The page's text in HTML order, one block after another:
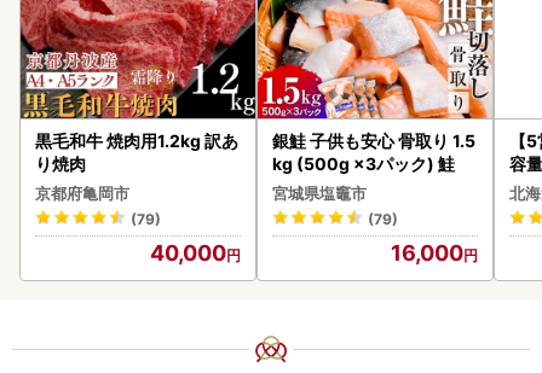
黒毛和牛 焼肉用1.2kg 訳あ
り焼肉
京都府亀岡市
(79)
40,000
銀鮭 子供も安心 骨取り 1.5
kg (500g ×3パック) 鮭
宮城県塩竈市
(79)
16,000
【
容
あ
ー
058
北